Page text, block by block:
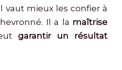
vaut mieux les confier à
Il a la maîtrise
garantir un résultat